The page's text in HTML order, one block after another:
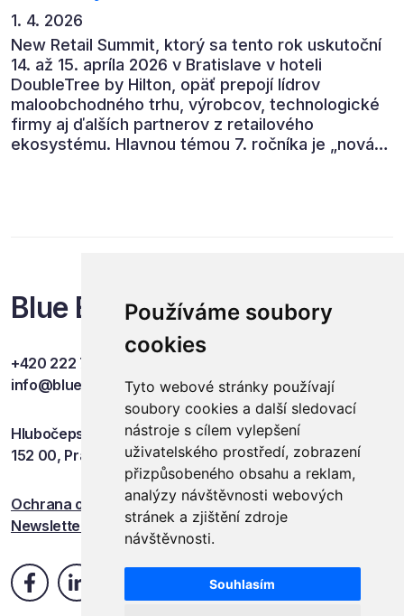
Používáme soubory
cookies
Tyto webové stránky používají
soubory cookies a další sledovací
nástroje s cílem vylepšení
uživatelského prostředí, zobrazení
přizpůsobeného obsahu a reklam,
analýzy návštěvnosti webových
stránek a zjištění zdroje
návštěvnosti.
Souhlasím
1. 4. 2026
New Retail Summit, ktorý sa tento rok uskutoční
14. až 15. apríla 2026 v Bratislave v hoteli
DoubleTree by Hilton, opäť prepojí lídrov
maloobchodného trhu, výrobcov, technologické
firmy aj ďalších partnerov z retailového
ekosystému. Hlavnou témou 7. ročníka je „nová
Blue Events
+420 222 749 841
info@blueevents.eu
Hlubočepská 701/38c
152 00, Praha 5
Ochrana osobních údajů
Newsletter